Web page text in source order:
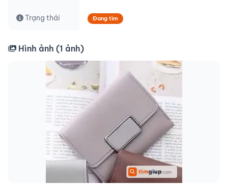
Trạng thái Đang tìm
Hình ảnh (1 ảnh)